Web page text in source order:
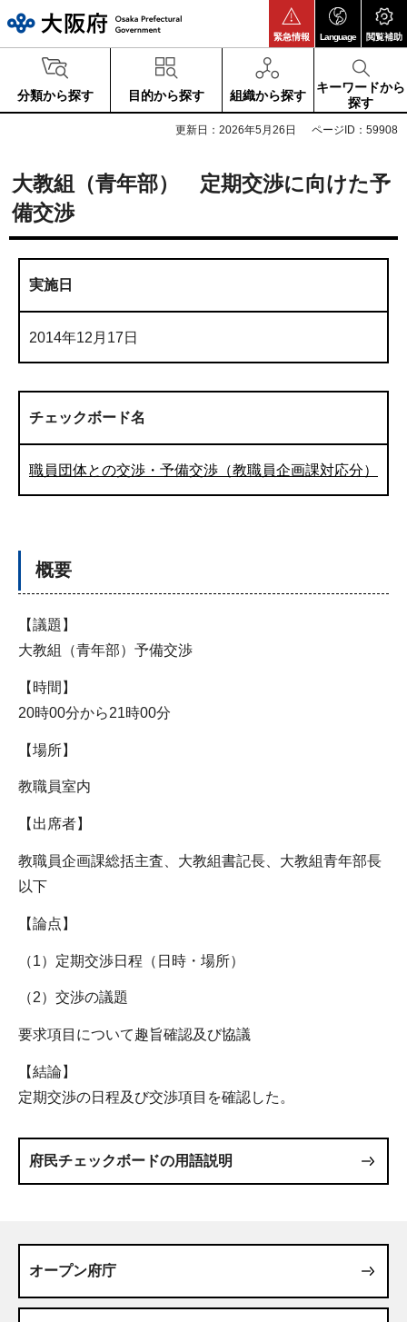
緊急情報 Language 閲覧補助
分類から探す 目的から探す 組織から探す
キーワードから
探す
更新日：2026年5月26日 ページID：59908
大教組（青年部） 定期交渉に向けた予
備交渉
実施日
2014年12月17日
チェックボード名
職員団体との交渉・予備交渉（教職員企画課対応分）
概要
【議題】
大教組（青年部）予備交渉
【時間】
20時00分から21時00分
【場所】
教職員室内
【出席者】
教職員企画課総括主査、大教組書記長、大教組青年部長
以下
【論点】
（1）定期交渉日程（日時・場所）
（2）交渉の議題
要求項目について趣旨確認及び協議
【結論】
定期交渉の日程及び交渉項目を確認した。
府民チェックボードの用語説明
オープン府庁